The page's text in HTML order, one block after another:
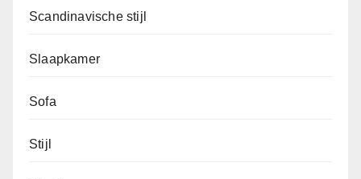
Scandinavische stijl
Slaapkamer
Sofa
Stijl